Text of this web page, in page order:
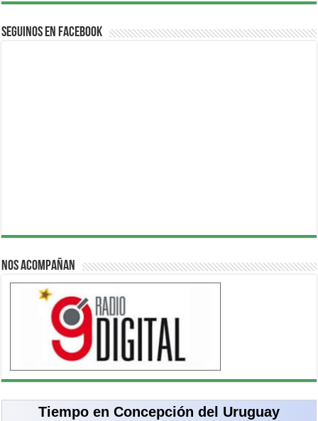
Seguinos en Facebook
Nos acompañan
Tiempo en Concepción del Uruguay